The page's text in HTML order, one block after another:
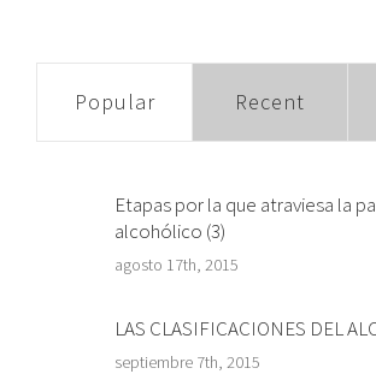
Popular Recent
Etapas por la que atraviesa la
alcohólico (3)
agosto 17th, 2015
LAS CLASIFICACIONES DEL
septiembre 7th, 2015